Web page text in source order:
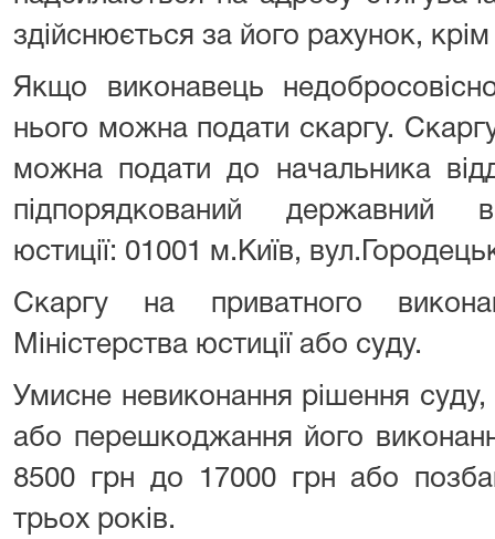
здійснюється за його рахунок,
Якщо виконавець
нього можна подати скаргу.
можна подати до начальника
підпорядкований державний
юстиції: 01001 м.Київ,
Скаргу на приватного
Міністерства юстиції або суду.
Умисне невиконання рішення
або перешкоджання його
8500 грн до 17000 грн або
трьох років.